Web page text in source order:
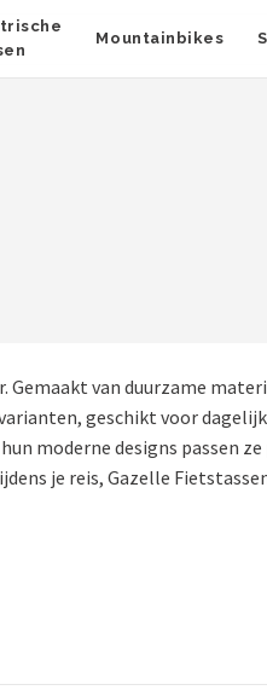
Mountainbikes
van duurzame
geschikt voor
moderne designs passen
je reis, Gazelle